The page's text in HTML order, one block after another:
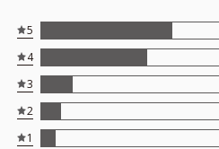
5
4
3
2
1